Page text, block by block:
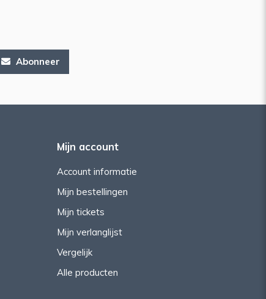
Abonneer
Mijn account
Account informatie
Mijn bestellingen
Mijn tickets
Mijn verlanglijst
Vergelijk
Alle producten